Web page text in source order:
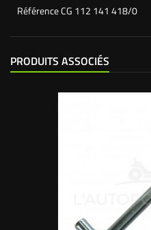
RéférenceCG 112 141 418/0
PRODUITS ASSOCIÉS